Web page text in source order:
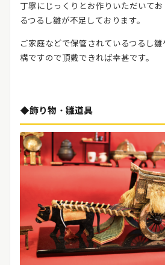
丁寧にじっくりとお作りいただいて
るつるし雛が不足しております。
ご家庭などで保管されているつるし
構ですので頂戴できれば幸甚です。
◆飾り物・雛道具